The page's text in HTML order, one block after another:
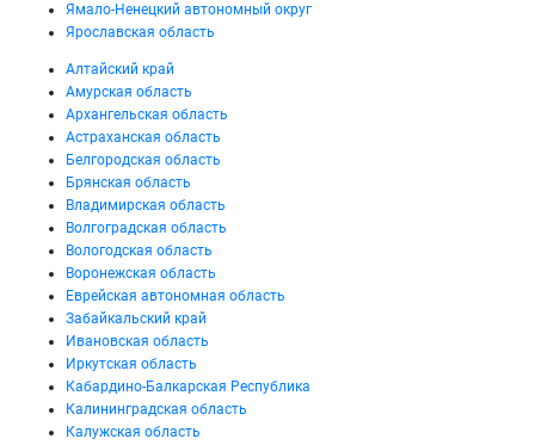
Ямало-Ненецкий автономный округ
Ярославская область
Алтайский край
Амурская область
Архангельская область
Астраханская область
Белгородская область
Брянская область
Владимирская область
Волгоградская область
Вологодская область
Воронежская область
Еврейская автономная область
Забайкальский край
Ивановская область
Иркутская область
Кабардино-Балкарская Республика
Калининградская область
Калужская область